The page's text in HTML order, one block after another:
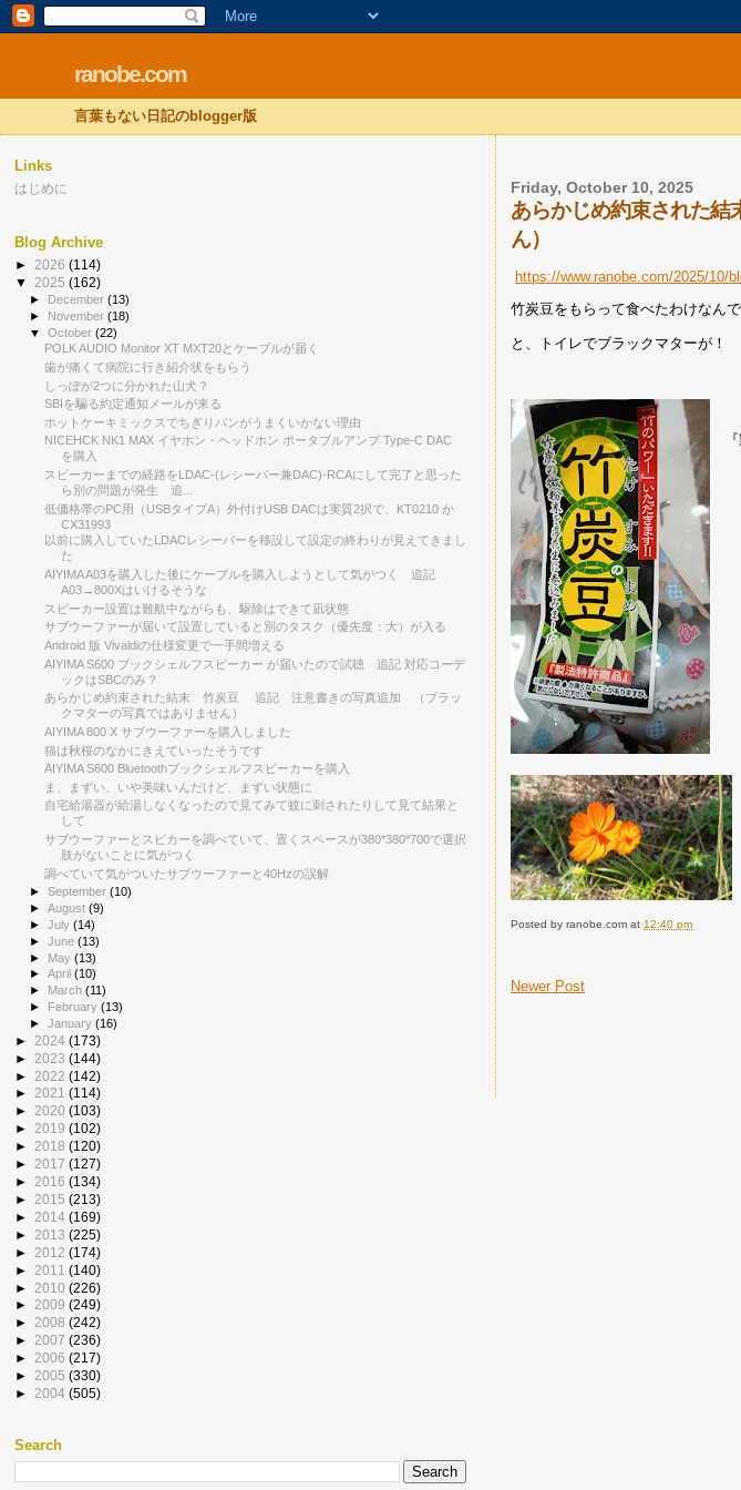
ranobe.com
言葉もない日記のblogger版
Friday, October 10, 2025
あらかじめ約束された
ん）
https://www.ranobe.com/2025/10/
竹炭豆をもらって食べたわけなん
と、トイレでブラックマターが！
Posted byranobe.com at 12:40 pm
Newer Post
Links
はじめに
Blog Archive
► 2026 (114)
▼ 2025 (162)
► December(13)
► November(18)
▼October(22)
POLK AUDIO Monitor XT MXT20とケーブルが届く
歯が痛くて病院に行き紹介状をもらう
しっぽが2つに分かれた山犬？
SBIを騙る約定通知メールが来る
ホットケーキミックスでちぎりパンがうまくいかない理由
NICEHCK NK1 MAX イヤホン・ヘッドホン ポータブルアンプ Type-C DAC
を購入
スピーカーまでの経路をLDAC-(レシーバー兼DAC)-RCAにして完了と思った
ら別の問題が発生 追...
低価格帯のPC用（USBタイプA）外付けUSB DACは実質2択で、KT0210 か
CX31993
以前に購入していたLDACレシーバーを移設して設定の終わりが見えてきまし
た
AIYIMA A03を購入した後にケーブルを購入しようとして気がつく 追記
A03→800Xはいけるそうな
スピーカー設置は難航中ながらも、駆除はできて凪状態
サブウーファーが届いて設置していると別のタスク（優先度：大）が入る
Android 版 Vivaldiの仕様変更で一手間増える
AIYIMA S600 ブックシェルフスピーカー が届いたので試聴 追記 対応コーデ
ックはSBCのみ？
あらかじめ約束された結末 竹炭豆 追記 注意書きの写真追加 （ブラッ
クマターの写真ではありません）
AIYIMA 800 X サブウーファーを購入しました
猫は秋桜のなかにきえていったそうです
AIYIMA S600 Bluetoothブックシェルフスピーカーを購入
ま、まずい、いや美味いんだけど、まずい状態に
自宅給湯器が給湯しなくなったので見てみて蚊に刺されたりして見て結果と
して
サブウーファーとスピカーを調べていて、置くスペースが380*380*700で選択
肢がないことに気がつく
調べていて気がついたサブウーファーと40Hzの誤解
►September(10)
►August(9)
►July(14)
►June(13)
► May(13)
►April(10)
► March(11)
► February(13)
►January(16)
► 2024 (173)
► 2023 (144)
► 2022 (142)
► 2021 (114)
► 2020 (103)
► 2019 (102)
► 2018 (120)
► 2017 (127)
► 2016 (134)
► 2015 (213)
► 2014 (169)
► 2013 (225)
► 2012 (174)
► 2011 (140)
► 2010 (226)
► 2009 (249)
► 2008 (242)
► 2007 (236)
► 2006 (217)
► 2005 (330)
► 2004 (505)
Search